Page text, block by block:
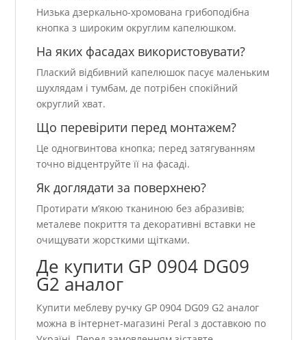
Низька дзеркально-хромована грибоподібна
кнопка з широким округлим капелюшком.
На яких фасадах використовувати?
Плаский відбивний капелюшок пасує маленьким
шухлядам і тумбам, де потрібен спокійний
округлий хват.
Що перевірити перед монтажем?
Це одногвинтова кнопка; перед затягуванням
точно відцентруйте її на фасаді.
Як доглядати за поверхнею?
Протирати м’якою тканиною без абразивів;
металеве покриття та декоративні вставки не
очищувати жорсткими щітками.
Де купити GP 0904 DG09
G2 аналог
Купити меблеву ручку GP 0904 DG09 G2 аналог
можна в інтернет-магазині Peral з доставкою по